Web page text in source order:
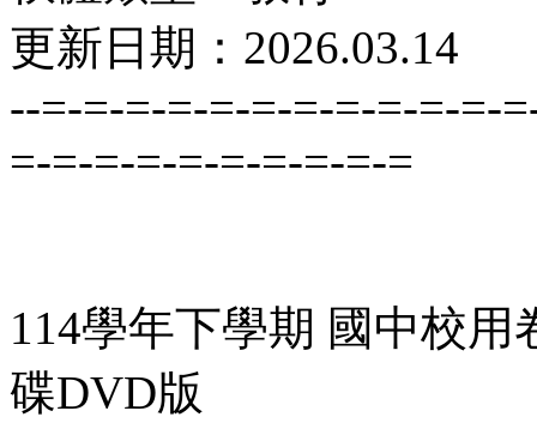
更新日期：2026.03.14
--=-=-=-=-=-=-=-=-=-=-=-
=-=-=-=-=-=-=-=-=-=
114學年下學期 國中校
碟DVD版